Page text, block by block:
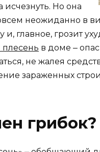
Но она
неожиданно в
и, главное, грозит
в доме ‒
не жалея
зараженных
грибок?